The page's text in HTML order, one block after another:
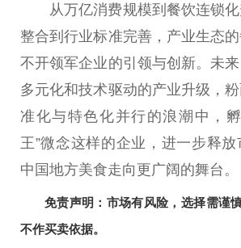
从万亿消费规模到餐饮连锁
整合到行业标准完善，产业生态
不开领军企业的引领与创新。未
多元化和技术驱动的产业升级，
准化与特色化并行的浪潮中，
王”微念这样的企业，进一步释
中国地方美食走向更广阔的舞台 。
免责声明：市场有风险，选择需谨
不作买卖依据。